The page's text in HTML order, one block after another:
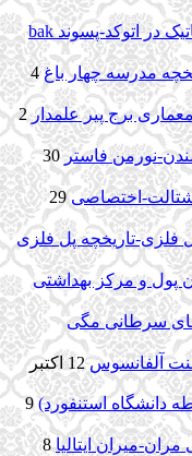
فعال یا غیر فعال کردن ذخیره اتوماتیک در اتوکد-پسوند bak
مدرسه چهار باغ 4
برج پیر علمدار 2
30
اختصاصی 29
فلزی-تاریخچه پل فلزی
پول و مرکز بهداشتی
سرطانی مگی
آلفانسوس
12 اکتبر
دانشگاه استنفورد) 9
میران ایتالیا 8